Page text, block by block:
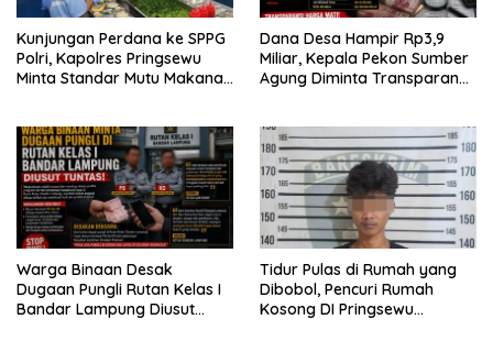
Kunjungan Perdana ke SPPG
Polri, Kapolres Pringsewu
Minta Standar Mutu Makanan
Dana Desa Hampir Rp3,9
Miliar, Kepala Pekon Sumber
Agung Diminta Transparan
Warga Binaan Desak
Dugaan Pungli Rutan Kelas I
Bandar Lampung Diusut
Tidur Pulas di Rumah yang
Dibobol, Pencuri Rumah
Kosong DI Pringsewu